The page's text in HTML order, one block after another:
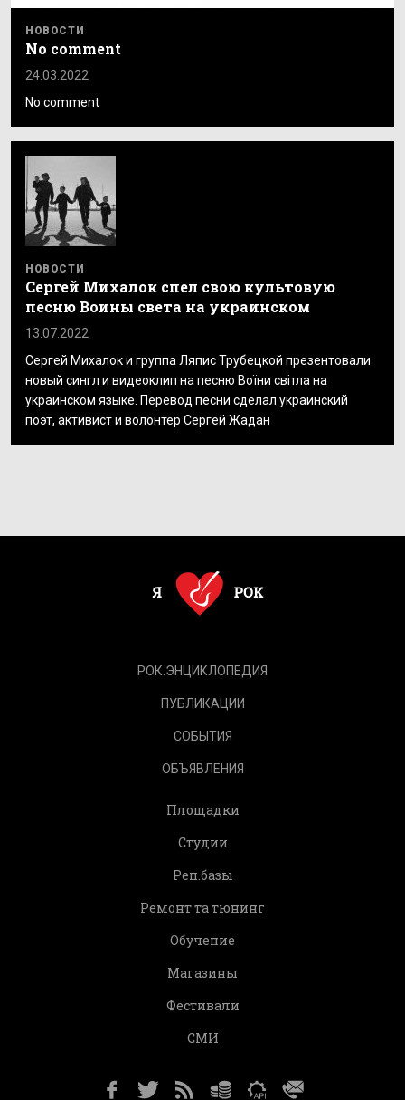
НОВОСТИ
No comment
24.03.2022
No comment
НОВОСТИ
Сергей Михалок спел свою культовую
песню Воины света на украинском
13.07.2022
Сергей Михалок и группа Ляпис Трубецкой презентовали
новый сингл и видеоклип на песню Воїни світла на
украинском языке. Перевод песни сделал украинский
поэт, активист и волонтер Сергей Жадан
РОК.ЭНЦИКЛОПЕДИЯ
ПУБЛИКАЦИИ
СОБЫТИЯ
ОБЪЯВЛЕНИЯ
Площадки
Студии
Реп.базы
Ремонт та тюнинг
Обучение
Магазины
Фестивали
СМИ